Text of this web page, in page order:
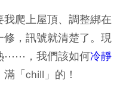
爬上屋頂、調整綁在
，訊號就清楚了。現
⋯⋯，我們該如何冷靜
「chill」的！